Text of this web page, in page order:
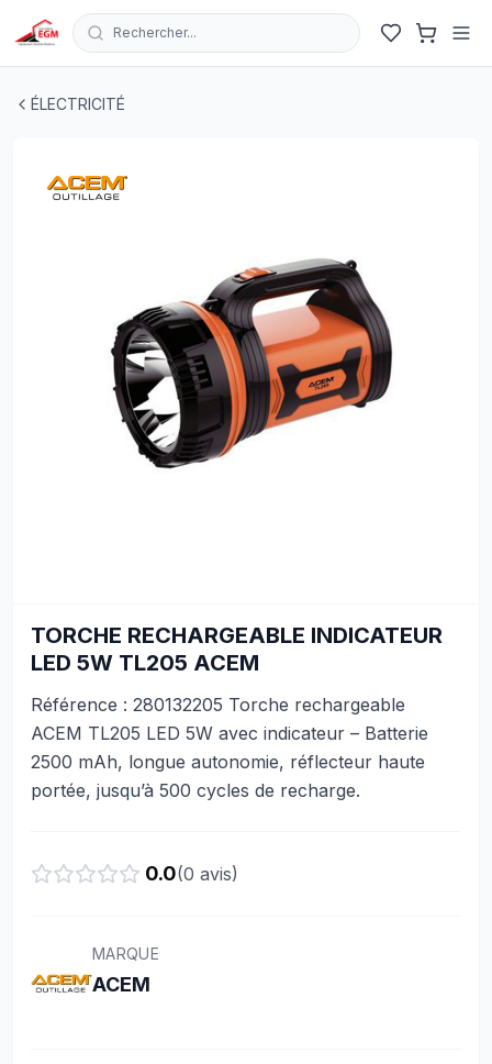
Rechercher...
ÉLECTRICITÉ
TORCHE RECHARGEABLE INDICATEUR
LED 5W TL205 ACEM
Référence : 280132205 Torche rechargeable
ACEM TL205 LED 5W avec indicateur – Batterie
2500 mAh, longue autonomie, réflecteur haute
portée, jusqu’à 500 cycles de recharge.
0.0(0 avis)
MARQUE
ACEM